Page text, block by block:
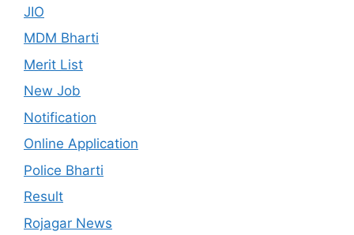
JIO
MDM Bharti
Merit List
New Job
Notification
Online Application
Police Bharti
Result
Rojagar News